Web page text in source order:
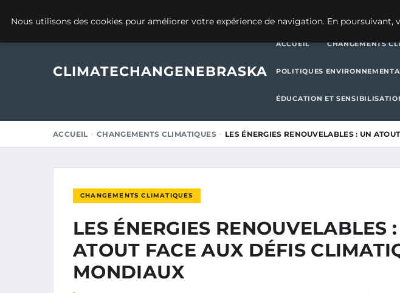
CLIMATECHANGENEBRASKA
ACCUEIL CHANGEMENTS
POLITIQUES
ÉDUCATION ET
ACCUEIL CHANGEMENTS CLIMATIQUES LES ÉNERGIES RENOUVELABLES : UN
CHANGEMENTS CLIMATIQUES
LES ÉNERGIES RENOUVELABLES
ATOUT FACE AUX DÉFIS
MONDIAUX
Nous utilisons des cookies pour améliorer votre expérience de navigation. En